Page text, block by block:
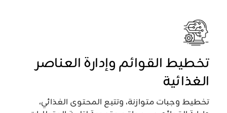
تخطيط القوائم وإدارة العناصر
الغذائية
تخطيط وجبات متوازنة، وتتبع المحتوى الغذائي،